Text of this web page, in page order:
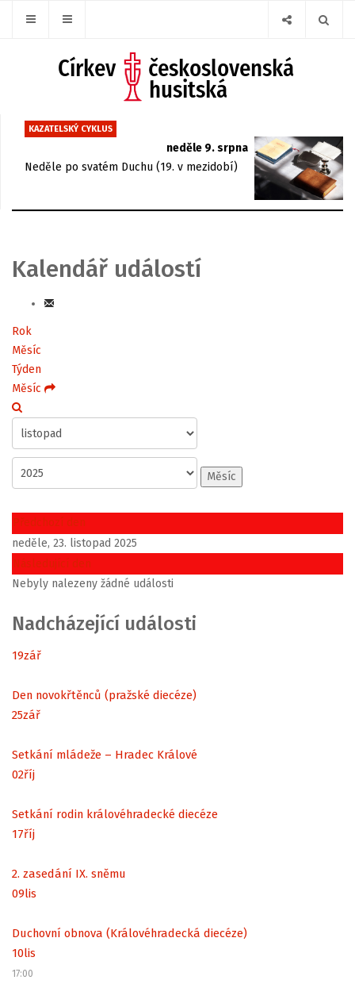
KAZATELSKÝ CYKLUS
neděle 9. srpna
Neděle po svatém Duchu (19. v mezidobí)
Kalendář událostí
Rok
Měsíc
Týden
Měsíc
Měsíc
Předchozí den
neděle, 23. listopad 2025
Následující den
Nebyly nalezeny žádné události
Nadcházející události
19zář
Den novokřtěnců (pražské diecéze)
25zář
Setkání mládeže – Hradec Králové
02říj
Setkání rodin královéhradecké diecéze
17říj
2. zasedání IX. sněmu
09lis
Duchovní obnova (Královéhradecká diecéze)
10lis
17:00